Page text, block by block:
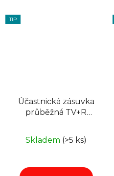
TIP
Účastnická zásuvka
průběžná TV+R
Skladem (>5 ks)